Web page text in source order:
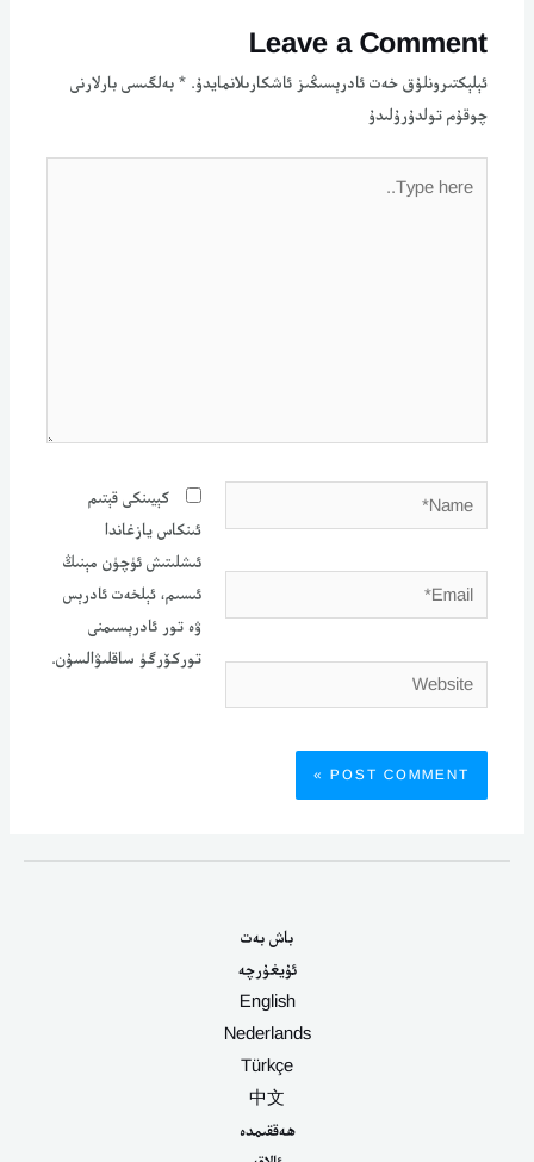
Leave a Comment
ئېلېكتىرونلۇق خەت ئادرېسىڭىز ئاشكارىلانمايدۇ. * بەلگىسى بارلارنى
چوقۇم تولدۇرۇلىدۇ
Email*
Website
كېيىنكى قېتىم
ئىنكاس يازغاندا
ئ‍ىشلىتىش ئۈچۈن مېنىڭ
ئ‍ىسىم، ئېلخەت ئادرېس
ۋە تور ئادرېسىمنى
توركۆرگۈ ساقلىۋالسۇن.
باش بەت
ئۇيغۇرچە
English
Nederlands
Türkçe
中文
ھەققىمدە